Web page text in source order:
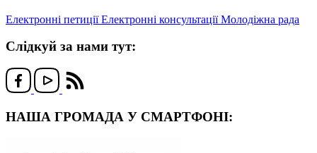
Електронні петиціїЕлектронні консультаціїМолодіжна рада
Слідкуй за нами тут:
НАША ГРОМАДА У СМАРТФОНІ: